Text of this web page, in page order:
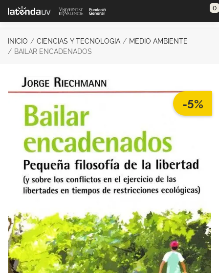
Saltar al contenido principal 0
INICIO CIENCIAS Y TECNOLOGIA
MEDIO AMBIENTE
BAILAR ENCADENADOS
-5%